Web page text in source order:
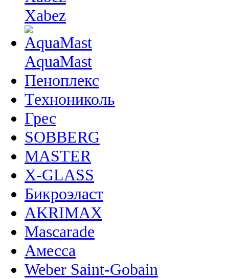
Xabez
AquaMast
Пеноплекс
Технониколь
Грес
SOBBERG
MASTER
X-GLASS
Бикроэласт
AKRIMAX
Mascarade
Амесса
Weber Saint-Gobain